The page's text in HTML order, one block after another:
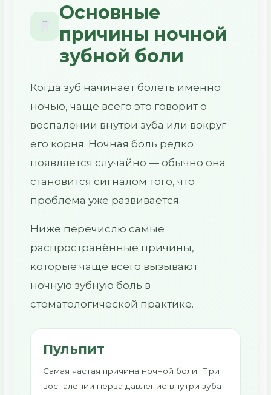
Основные
причины ночной
зубной боли
Когда зуб начинает болеть именно
ночью, чаще всего это говорит о
воспалении внутри зуба или вокруг
его корня. Ночная боль редко
появляется случайно — обычно она
становится сигналом того, что
проблема уже развивается.
Ниже перечислю самые
распространённые причины,
которые чаще всего вызывают
ночную зубную боль в
стоматологической практике.
Пульпит
Самая частая причина ночной боли. При
воспалении нерва давление внутри зуба